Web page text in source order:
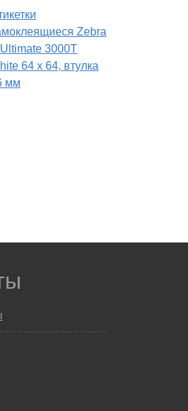
Zebra
3000T
64 x 64, втулка
мм